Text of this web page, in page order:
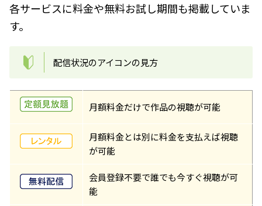
各サービスに料金や無料お試し期間も掲載していま
す。
配信状況のアイコンの見方
月額料金だけで作品の視聴が可能
月額料金とは別に料金を支払えば視聴
が可能
会員登録不要で誰でも今すぐ視聴が可
能